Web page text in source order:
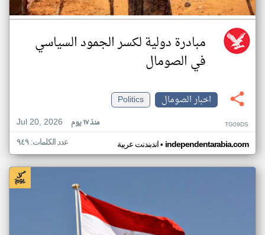
مبادرة دولية لكسر الجمود السياسي
في الصومال
اخبار الصومال
Politics
Jul 20, 2026
منذ ١٧ يوم TG09DS
اندبندنت عربية• independentarabia.com عدد الكلمات: ٩٤٩